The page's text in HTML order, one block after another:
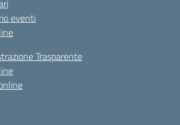
eventi
Trasparente